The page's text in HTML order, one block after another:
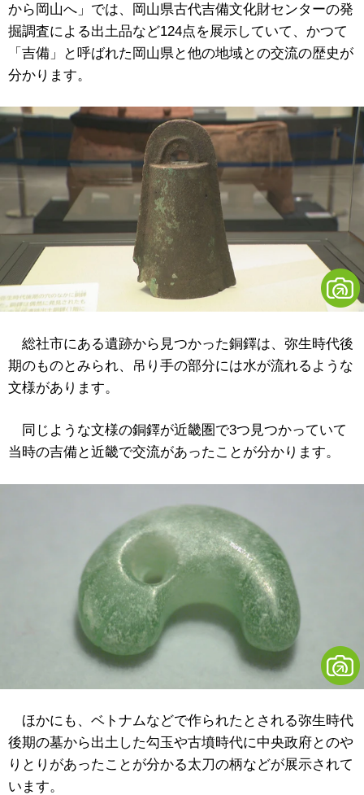
から岡山へ」では、岡山県古代吉備文化財センターの発
掘調査による出土品など124点を展示していて、かつて
「吉備」と呼ばれた岡山県と他の地域との交流の歴史が
分かります。
総社市にある遺跡から見つかった銅鐸は、弥生時代後
期のものとみられ、吊り手の部分には水が流れるような
文様があります。
同じような文様の銅鐸が近畿圏で3つ見つかっていて
当時の吉備と近畿で交流があったことが分かります。
ほかにも、ベトナムなどで作られたとされる弥生時代
後期の墓から出土した勾玉や古墳時代に中央政府とのや
りとりがあったことが分かる太刀の柄などが展示されて
います。